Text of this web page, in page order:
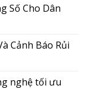
Số Cho Dân
Cảnh Báo Rủi
nghệ tối ưu